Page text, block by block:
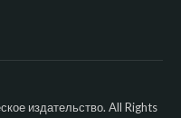
издательство. All Rights